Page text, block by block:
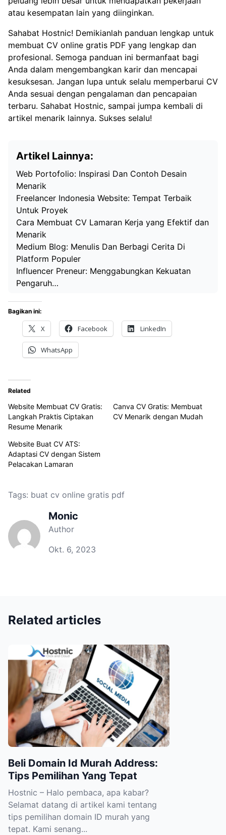
atau kesempatan lain yang diinginkan.
Sahabat Hostnic! Demikianlah panduan lengkap untuk
membuat CV online gratis PDF yang lengkap dan
profesional. Semoga panduan ini bermanfaat bagi
Anda dalam mengembangkan karir dan mencapai
kesuksesan. Jangan lupa untuk selalu memperbarui CV
Anda sesuai dengan pengalaman dan pencapaian
terbaru. Sahabat Hostnic, sampai jumpa kembali di
artikel menarik lainnya. Sukses selalu!
Artikel Lainnya:
Web Portofolio: Inspirasi Dan Contoh Desain
Menarik
Freelancer Indonesia Website: Tempat Terbaik
Untuk Proyek
Cara Membuat CV Lamaran Kerja yang Efektif dan
Menarik
Medium Blog: Menulis Dan Berbagi Cerita Di
Platform Populer
Influencer Preneur: Menggabungkan Kekuatan
Pengaruh…
Bagikan ini:
X Facebook LinkedIn
WhatsApp
Related
Website Membuat CV Gratis:
Langkah Praktis Ciptakan
Resume Menarik
Canva CV Gratis: Membuat
CV Menarik dengan Mudah
Website Buat CV ATS:
Adaptasi CV dengan Sistem
Pelacakan Lamaran
Tags: buat cv online gratis pdf
Monic
Author
Okt. 6, 2023
Related articles
Beli Domain Id Murah Address:
Tips Pemilihan Yang Tepat
Hostnic – Halo pembaca, apa kabar?
Selamat datang di artikel kami tentang
tips pemilihan domain ID murah yang
tepat. Kami senang...